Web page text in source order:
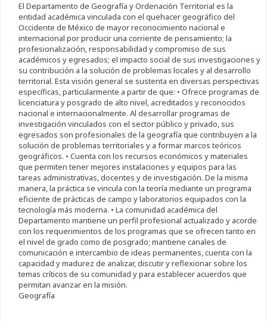
El Departamento de Geografía y Ordenación Territorial es la
entidad académica vinculada con el quehacer geográfico del
Occidente de México de mayor reconocimiento nacional e
internacional por producir una corriente de pensamiento; la
profesionalización, responsabilidad y compromiso de sus
académicos y egresados; el impacto social de sus investigaciones y
su contribución a la solución de problemas locales y al desarrollo
territorial. Esta visión general se sustenta en diversas perspectivas
específicas, particularmente a partir de que: • Ofrece programas de
licenciatura y posgrado de alto nivel, acreditados y reconocidos
nacional e internacionalmente. Al desarrollar programas de
investigación vinculados con el sector público y privado, sus
egresados son profesionales de la geografía que contribuyen a la
solución de problemas territoriales y a formar marcos teóricos
geográficos. • Cuenta con los recursos económicos y materiales
que permiten tener mejores instalaciones y equipos para las
tareas administrativas, docentes y de investigación. De la misma
manera, la práctica se vincula con la teoría mediante un programa
eficiente de prácticas de campo y laboratorios equipados con la
tecnología más moderna. • La comunidad académica del
Departamento mantiene un perfil profesional actualizado y acorde
con los requerimientos de los programas que se ofrecen tanto en
el nivel de grado como de posgrado; mantiene canales de
comunicación e intercambio de ideas permanentes, cuenta con la
capacidad y madurez de analizar, discutir y reflexionar sobre los
temas críticos de su comunidad y para establecer acuerdos que
permitan avanzar en la misión.
Geografía